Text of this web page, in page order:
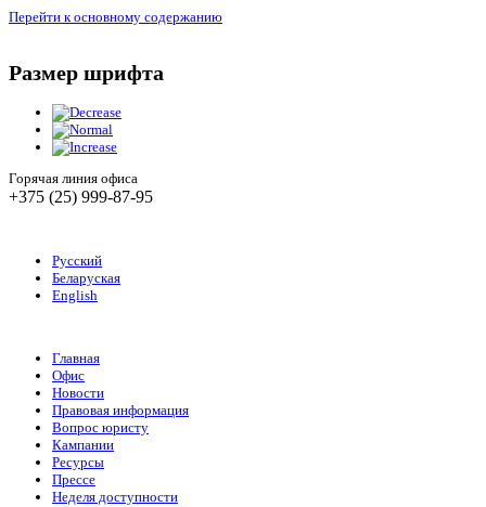
Перейти к основному содержанию
Размер шрифта
Горячая линия офиса
+375 (25) 999-87-95
Русский
Беларуская
English
Главная
Офис
Новости
Правовая информация
Вопрос юристу
Кампании
Ресурсы
Прессе
Неделя доступности